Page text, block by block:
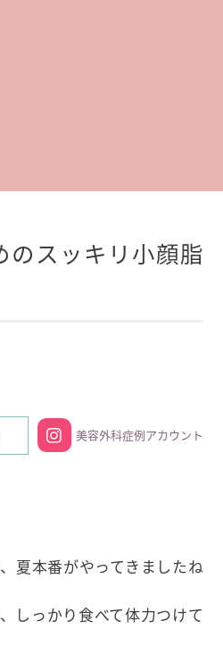
のスッキリ小顔脂
美容外科症例アカウント
夏本番がやってきましたね
しっかり食べて体力つけて